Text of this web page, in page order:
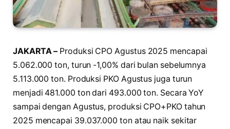
JAKARTA – Produksi CPO Agustus 2025 mencapai
5.062.000 ton, turun -1,00% dari bulan sebelumnya
5.113.000 ton. Produksi PKO Agustus juga turun
menjadi 481.000 ton dari 493.000 ton. Secara YoY
sampai dengan Agustus, produksi CPO+PKO tahun
2025 mencapai 39.037.000 ton atau naik sekitar